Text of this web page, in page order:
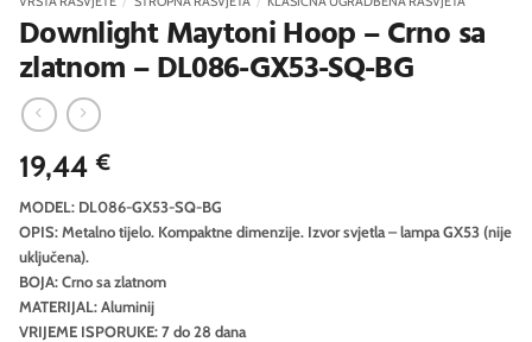
Downlight Maytoni Hoop – Crno sa
zlatnom – DL086-GX53-SQ-BG
19,44 €
MODEL: DL086-GX53-SQ-BG
OPIS: Metalno tijelo. Kompaktne dimenzije. Izvor svjetla – lampa GX53 (nije
uključena).
BOJA: Crno sa zlatnom
MATERIJAL: Aluminij
VRIJEME ISPORUKE: 7 do 28 dana